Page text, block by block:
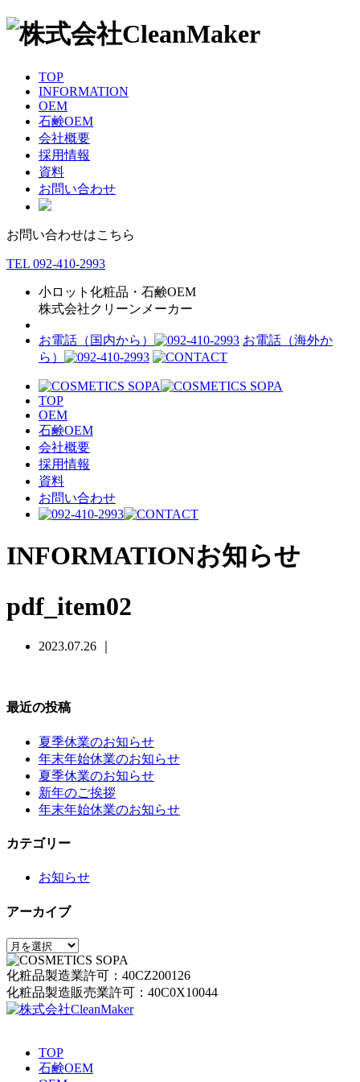
TOP
INFORMATION
OEM
石鹸OEM
会社概要
採用情報
資料
お問い合わせ
お問い合わせはこちら
TEL 092-410-2993
小ロット化粧品・石鹸OEM
株式会社クリーンメーカー
お電話（国内から）
お電話（海外か
ら）
TOP
OEM
石鹸OEM
会社概要
採用情報
資料
お問い合わせ
INFORMATIONお知らせ
pdf_item02
2023.07.26 ｜
最近の投稿
夏季休業のお知らせ
年末年始休業のお知らせ
夏季休業のお知らせ
新年のご挨拶
年末年始休業のお知らせ
カテゴリー
お知らせ
アーカイブ
ア
ー
カ
イ
ブ
化粧品製造業許可：40CZ200126
化粧品製造販売業許可：40C0X10044
TOP
石鹸OEM